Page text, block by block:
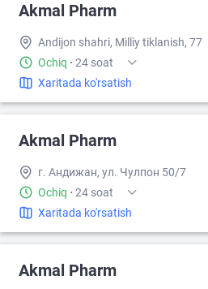
Akmal Pharm
Andijon shahri, Milliy tiklanish, 77
Ochiq · 24 soat
Xaritada ko'rsatish
Akmal Pharm
г. Андижан, ул. Чулпон 50/7
Ochiq · 24 soat
Xaritada ko'rsatish
Akmal Pharm